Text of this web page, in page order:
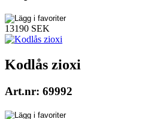
13190 SEK
Kodlås zioxi
Art.nr: 69992